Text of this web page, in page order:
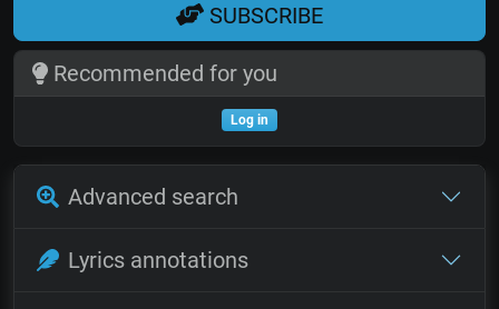
SUBSCRIBE
Recommended for you
Log in
Advanced search
Lyrics annotations